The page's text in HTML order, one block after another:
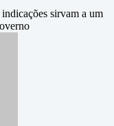
indicações sirvam a um